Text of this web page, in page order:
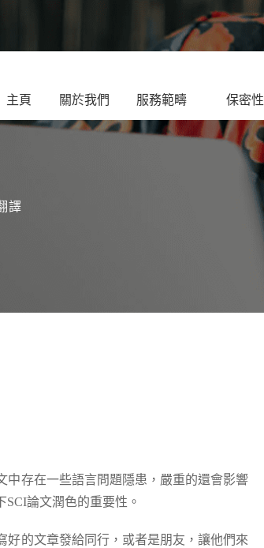
主頁 關於我們 服務範疇 保密性
譯
中存在一些語言問題隱患，嚴重的還會影響
論文潤色的重要性。
好的文章發給同行，或者是朋友，讓他們來